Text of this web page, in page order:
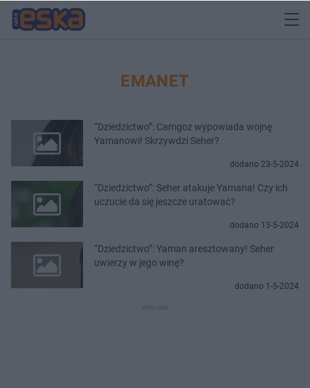
EMANET
“Dziedzictwo”: Camgoz wypowiada wojnę
Yamanowi! Skrzywdzi Seher?
dodano 23-5-2024
“Dziedzictwo”: Seher atakuje Yamana! Czy ich
uczucie da się jeszcze uratować?
dodano 13-5-2024
“Dziedzictwo”: Yaman aresztowany! Seher
uwierzy w jego winę?
dodano 1-5-2024